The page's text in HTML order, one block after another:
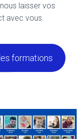
laisser vos
avec vous.
formations